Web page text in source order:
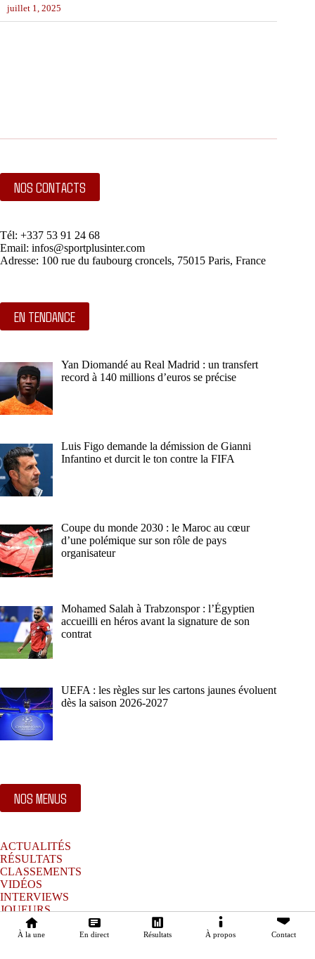
NOS CONTACTS
Tél: +337 53 91 24 68
Email: infos@sportplusinter.com
Adresse: 100 rue du faubourg croncels, 75015 Paris, France
EN TENDANCE
Yan Diomandé au Real Madrid : un transfert
record à 140 millions d’euros se précise
Luis Figo demande la démission de Gianni
Infantino et durcit le ton contre la FIFA
Coupe du monde 2030 : le Maroc au cœur
d’une polémique sur son rôle de pays
organisateur
Mohamed Salah à Trabzonspor : l’Égyptien
accueilli en héros avant la signature de son
contrat
UEFA : les règles sur les cartons jaunes évoluent
dès la saison 2026-2027
NOS MENUS
ACTUALITÉS
RÉSULTATS
CLASSEMENTS
VIDÉOS
INTERVIEWS
JOUEURS
À PROPOS
CONTACTS
Copyright © 2026 - Tous droits réservés à AGROUP
À la une En direct Résultats À propos Contact